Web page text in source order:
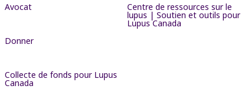
Avocat
Donner
Collecte de fonds pour Lupus
Canada
Centre de ressources sur le
lupus | Soutien et outils pour
Lupus Canada